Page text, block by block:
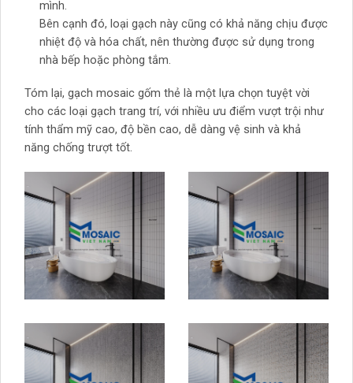
mình.
Bên cạnh đó, loại gạch này cũng có khả năng chịu được
nhiệt độ và hóa chất, nên thường được sử dụng trong
nhà bếp hoặc phòng tắm.
Tóm lại, gạch mosaic gốm thẻ là một lựa chọn tuyệt vời
cho các loại gạch trang trí, với nhiều ưu điểm vượt trội như
tính thẩm mỹ cao, độ bền cao, dễ dàng vệ sinh và khả
năng chống trượt tốt.